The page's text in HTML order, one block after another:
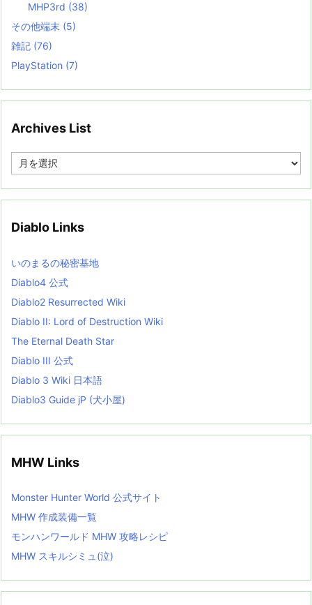
MHP3rd (38)
その他端末 (5)
雑記 (76)
PlayStation (7)
Archives List
e
i
s
t
Diablo Links
いのまるの秘密基地
Diablo4 公式
Diablo2 Resurrected Wiki
Diablo II: Lord of Destruction Wiki
The Eternal Death Star
Diablo III 公式
Diablo 3 Wiki 日本語
Diablo3 Guide jP (犬小屋)
MHW Links
Monster Hunter World 公式サイト
MHW 作成装備一覧
モンハンワールド MHW 攻略レシピ
MHW スキルシミュ(泣)